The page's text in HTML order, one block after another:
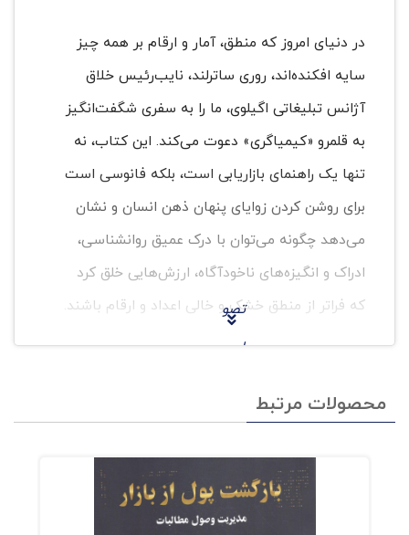
در دنیای امروز که منطق، آمار و ارقام بر همه چیز
سایه افکنده‌اند، روری ساترلند، نایب‌رئیس خلاق
آژانس تبلیغاتی اگیلوی، ما را به سفری شگفت‌انگیز
به قلمرو «کیمیاگری» دعوت می‌کند. این کتاب، نه
تنها یک راهنمای بازاریابی است، بلکه فانوسی است
برای روشن کردن زوایای پنهان ذهن انسان و نشان
می‌دهد چگونه می‌توان با درک عمیق روانشناسی،
ادراک و انگیزه‌های ناخودآگاه، ارزش‌هایی خلق کرد
که فراتر از منطق خشک و خالی اعداد و ارقام باشند.
تصو
ر
منطق‌گرایی صرف فاصله بگیرید و به قدرت
«نشانه‌دهی پرهزینه»، «اثر دارونما (پلاسیبو)»،
«بسنده‌گزینی» و «روان‌فیزیک» در شکل‌دهی به
رفتار انسان پی ببرید. ساترلند با طنز و نگاهی
انتقادی به رویکردهای سنتی، چگونگی طراحی
محصولات مرتبط